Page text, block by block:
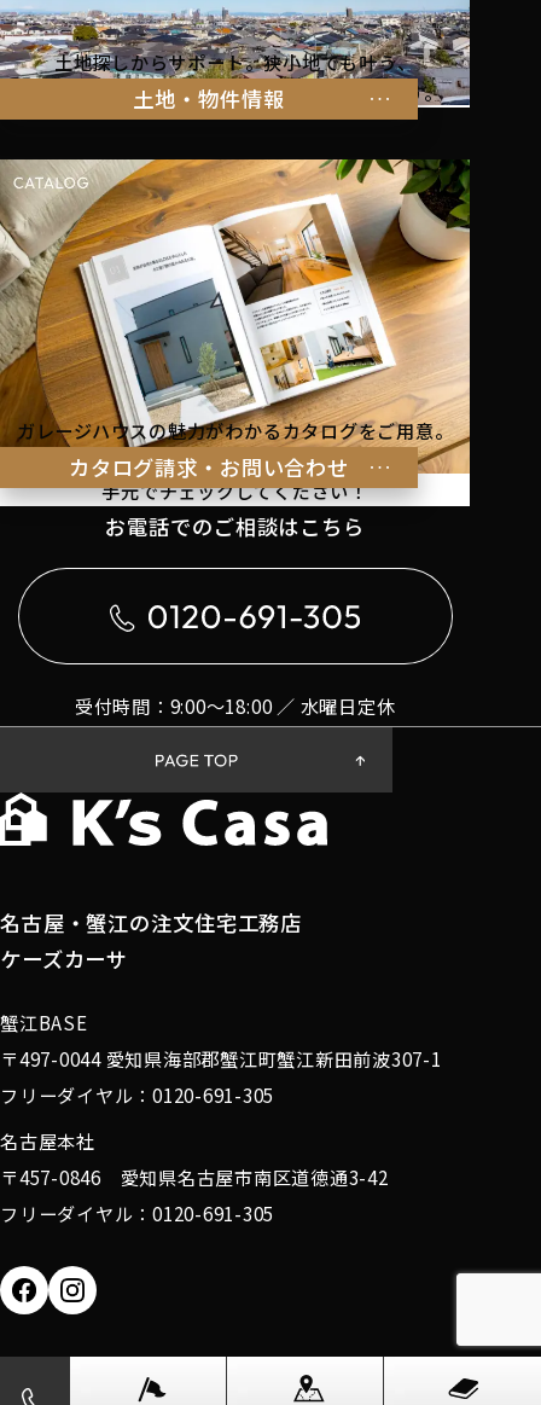
土地・物件情報
土地探しからサポート。狭小地でも叶う、
家族の暮らしにぴったりな物件をご紹介します。
カタログ請求・お問い合わせ
ガレージハウスの魅力がわかるカタログをご用意。
理想の暮らしのヒントを
手元でチェックしてください！
お電話でのご相談はこちら
受付時間：9:00〜18:00 ／ 水曜日定休
名古屋・蟹江の注文住宅工務店
ケーズカーサ
蟹江BASE
〒497-0044 愛知県海部郡蟹江町蟹江新田前波307-1
フリーダイヤル：0120-691-305
名古屋本社
〒457-0846 愛知県名古屋市南区道徳通3-42
フリーダイヤル：0120-691-305